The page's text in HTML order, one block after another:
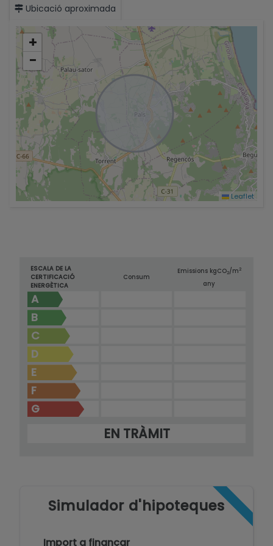
Ubicació aproximada
+
−
Leaflet
ESCALA DE LA
CERTIFICACIÓ
ENERGÈTICA
Consum
Emissions kgCO2/m2
any
A
B
C
D
E
F
G
EN TRÀMIT
Simulador d'hipoteques
Import a finançar